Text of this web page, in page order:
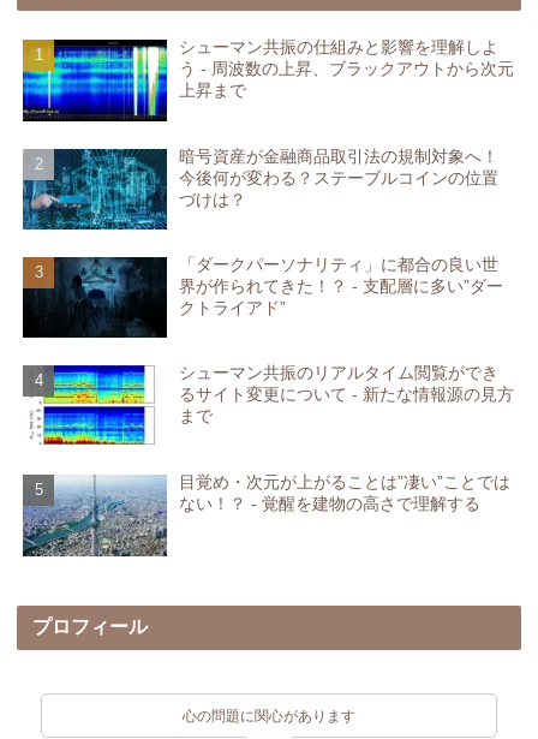
シューマン共振の仕組みと影響を理解しよ
う - 周波数の上昇、ブラックアウトから次元
上昇まで
暗号資産が金融商品取引法の規制対象へ！
今後何が変わる？ステーブルコインの位置
づけは？
「ダークパーソナリティ」に都合の良い世
界が作られてきた！？ - 支配層に多い”ダー
クトライアド”
シューマン共振のリアルタイム閲覧ができ
るサイト変更について - 新たな情報源の見方
まで
目覚め・次元が上がることは”凄い”ことでは
ない！？ - 覚醒を建物の高さで理解する
プロフィール
心の問題に関心があります